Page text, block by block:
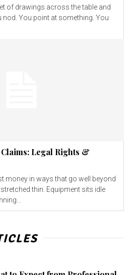
of drawings across the table and
nod. You point at something. You
Legal Rights &
money in ways that go well beyond
thin. Equipment sits idle